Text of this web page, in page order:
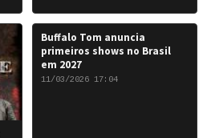
Buffalo Tom anuncia
primeiros shows no Brasil
em 2027
11/03/2026 17:04